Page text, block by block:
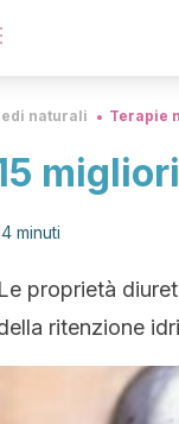
naturali Terapie
4 minuti
Le proprietà
ritenzione